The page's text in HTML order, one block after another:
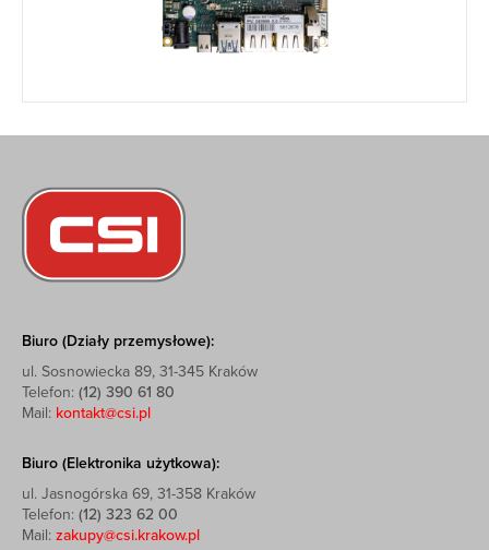
Biuro (Działy przemysłowe):
ul. Sosnowiecka 89, 31-345 Kraków
Telefon: (12) 390 61 80
Mail: kontakt@csi.pl
Biuro (Elektronika użytkowa):
ul. Jasnogórska 69, 31-358 Kraków
Telefon: (12) 323 62 00
Mail: zakupy@csi.krakow.pl